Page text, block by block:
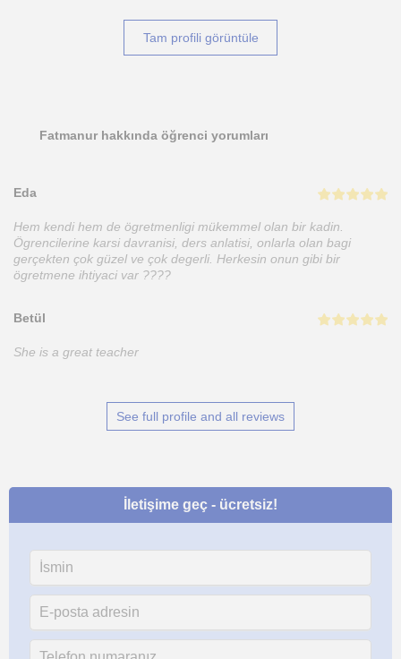
Tam profili görüntüle
Fatmanur hakkında öğrenci yorumları
Eda
Hem kendi hem de ögretmenligi mükemmel olan bir kadin.
Ögrencilerine karsi davranisi, ders anlatisi, onlarla olan bagi
gerçekten çok güzel ve çok degerli. Herkesin onun gibi bir
ögretmene ihtiyaci var ????
Betül
She is a great teacher
See full profile and all reviews
İletişime geç - ücretsiz!